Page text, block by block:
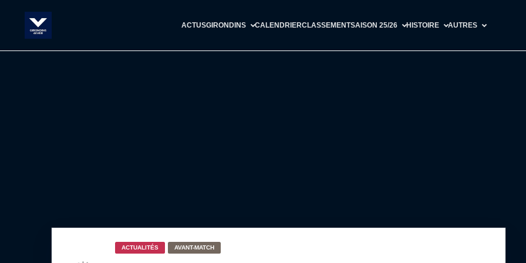
ACTUSGIRONDINS CALENDRIERCLASSEMENTSAISON 25/26 HISTOIRE AUTRES
ACTUALITÉS AVANT-MATCH